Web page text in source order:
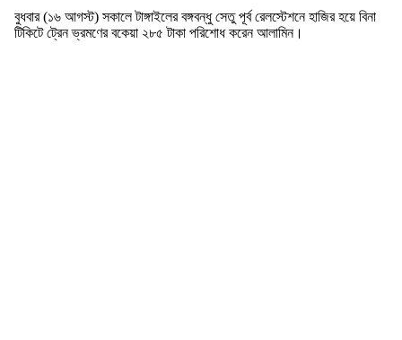
বুধবার (১৬ আগস্ট) সকালে টাঙ্গাইলের বঙ্গবন্ধু সেতু পূর্ব রেলস্টেশনে হাজির হয়ে বিনা
টিকিটে ট্রেন ভ্রমণের বকেয়া ২৮৫ টাকা পরিশোধ করেন আলামিন।